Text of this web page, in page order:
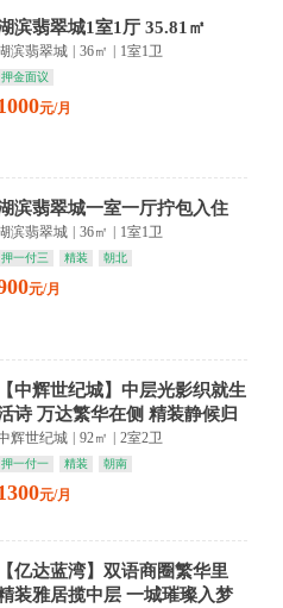
滨翡翠城1室1厅 35.81㎡
滨翡翠城 36㎡ 1室1卫
押金面议
元/月
滨翡翠城一室一厅拧包入住
滨翡翠城 36㎡ 1室1卫
押一付三 精装 朝北
元/月
【中辉世纪城】中层光影织就生
诗 万达繁华在侧 精装静候归
辉世纪城 | 92㎡ | 2室2卫
押一付一 精装 朝南
元/月
【亿达蓝湾】双语商圈繁华里
装雅居揽中层 一城璀璨入梦